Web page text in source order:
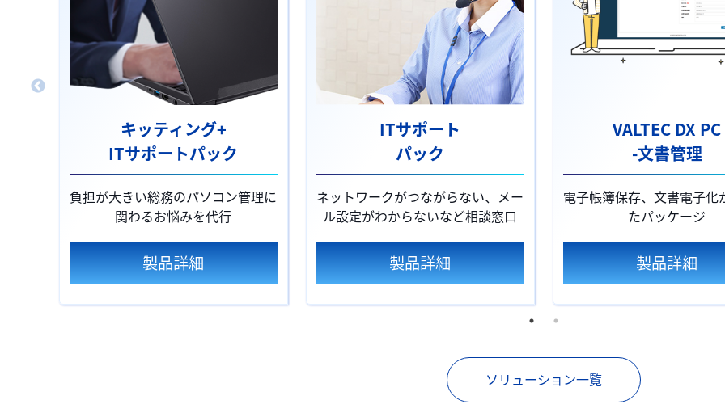
キッティング+
ITサポートパック
負担が大きい総務のパソコン管理に
関わるお悩みを代行
製品詳細
ITサポート
パック
ネットワークがつながらない、メー
ル設定がわからないなど相談窓口
製品詳細
VALTEC DX PC
-文書管理
電子帳簿保存、文書電子化
たパッケージ
製品詳細
ソリューション一覧